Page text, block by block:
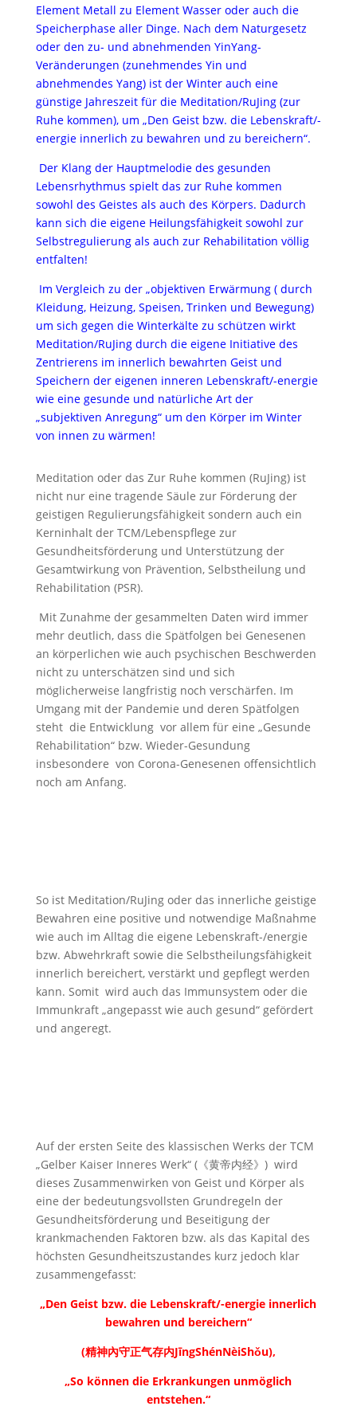
Element Metall zu Element Wasser oder auch die
Speicherphase aller Dinge. Nach dem Naturgesetz
oder den zu- und abnehmenden YinYang-
Veränderungen (zunehmendes Yin und
abnehmendes Yang) ist der Winter auch eine
günstige Jahreszeit für die Meditation/RuJing (zur
Ruhe kommen), um „Den Geist bzw. die Lebenskraft/-
energie innerlich zu bewahren und zu bereichern“.
Der Klang der Hauptmelodie des gesunden
Lebensrhythmus spielt das zur Ruhe kommen
sowohl des Geistes als auch des Körpers. Dadurch
kann sich die eigene Heilungsfähigkeit sowohl zur
Selbstregulierung als auch zur Rehabilitation völlig
entfalten!
Im Vergleich zu der „objektiven Erwärmung ( durch
Kleidung, Heizung, Speisen, Trinken und Bewegung)
um sich gegen die Winterkälte zu schützen wirkt
Meditation/RuJing durch die eigene Initiative des
Zentrierens im innerlich bewahrten Geist und
Speichern der eigenen inneren Lebenskraft/-energie
wie eine gesunde und natürliche Art der
„subjektiven Anregung“ um den Körper im Winter
von innen zu wärmen!
Meditation oder das Zur Ruhe kommen (RuJing) ist
nicht nur eine tragende Säule zur Förderung der
geistigen Regulierungsfähigkeit sondern auch ein
Kerninhalt der TCM/Lebenspflege zur
Gesundheitsförderung und Unterstützung der
Gesamtwirkung von Prävention, Selbstheilung und
Rehabilitation (PSR).
Mit Zunahme der gesammelten Daten wird immer
mehr deutlich, dass die Spätfolgen bei Genesenen
an körperlichen wie auch psychischen Beschwerden
nicht zu unterschätzen sind und sich
möglicherweise langfristig noch verschärfen. Im
Umgang mit der Pandemie und deren Spätfolgen
steht die Entwicklung vor allem für eine „Gesunde
Rehabilitation“ bzw. Wieder-Gesundung
insbesondere von Corona-Genesenen offensichtlich
noch am Anfang.
So ist Meditation/RuJing oder das innerliche geistige
Bewahren eine positive und notwendige Maßnahme
wie auch im Alltag die eigene Lebenskraft-/energie
bzw. Abwehrkraft sowie die Selbstheilungsfähigkeit
innerlich bereichert, verstärkt und gepflegt werden
kann. Somit wird auch das Immunsystem oder die
Immunkraft „angepasst wie auch gesund“ gefördert
und angeregt.
Auf der ersten Seite des klassischen Werks der TCM
„Gelber Kaiser Inneres Werk“ (《黄帝内经》) wird
dieses Zusammenwirken von Geist und Körper als
eine der bedeutungsvollsten Grundregeln der
Gesundheitsförderung und Beseitigung der
krankmachenden Faktoren bzw. als das Kapital des
höchsten Gesundheitszustandes kurz jedoch klar
zusammengefasst:
„Den Geist bzw. die Lebenskraft/-energie innerlich
bewahren und bereichern“
(精神內守正气存内JīngShénNèiShǒu),
„So können die Erkrankungen unmöglich
entstehen.“